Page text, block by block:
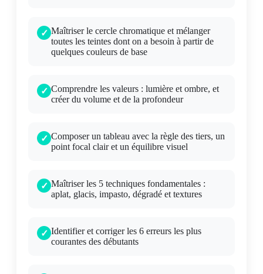
Maîtriser le cercle chromatique et mélanger
toutes les teintes dont on a besoin à partir de
quelques couleurs de base
Comprendre les valeurs : lumière et ombre, et
créer du volume et de la profondeur
Composer un tableau avec la règle des tiers, un
point focal clair et un équilibre visuel
Maîtriser les 5 techniques fondamentales :
aplat, glacis, impasto, dégradé et textures
Identifier et corriger les 6 erreurs les plus
courantes des débutants